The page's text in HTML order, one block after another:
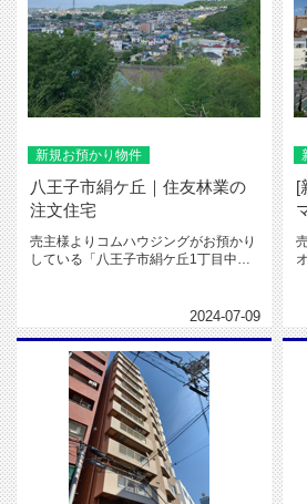
新規お預かり物件
八王子市絹ケ丘｜住友林業の
注文住宅
売主様よりコムハウジングがお預かり
している「八王子市絹ケ丘1丁目中古
2024-07-09
[